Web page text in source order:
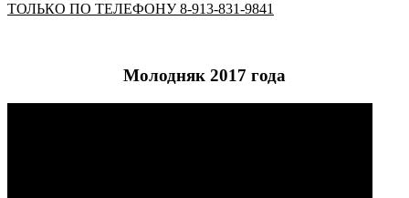
ТОЛЬКО ПО ТЕЛЕФОНУ 8-913-831-9841
Молодняк 2017 года